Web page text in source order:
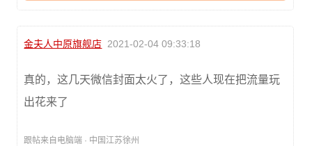
金夫人中原旗舰店 2021-02-04 09:33:18
真的，这几天微信封面太火了，这些人现在把流量玩
出花来了
跟帖来自电脑端 · 中国江苏徐州